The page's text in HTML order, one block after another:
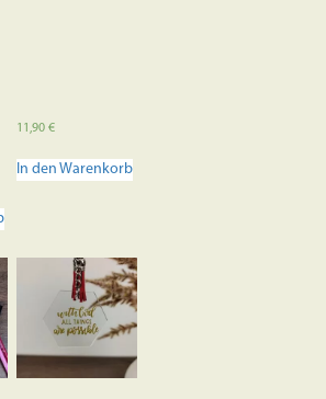
11,90€
In den Warenkorb